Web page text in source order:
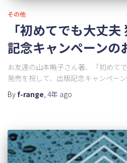
その他
「初めてでも大丈
記念キャンペーンの
お友達の山本暁子さん著、「初めて
発売を祝して、出版記念キャンペー
By f-range 4年 ago